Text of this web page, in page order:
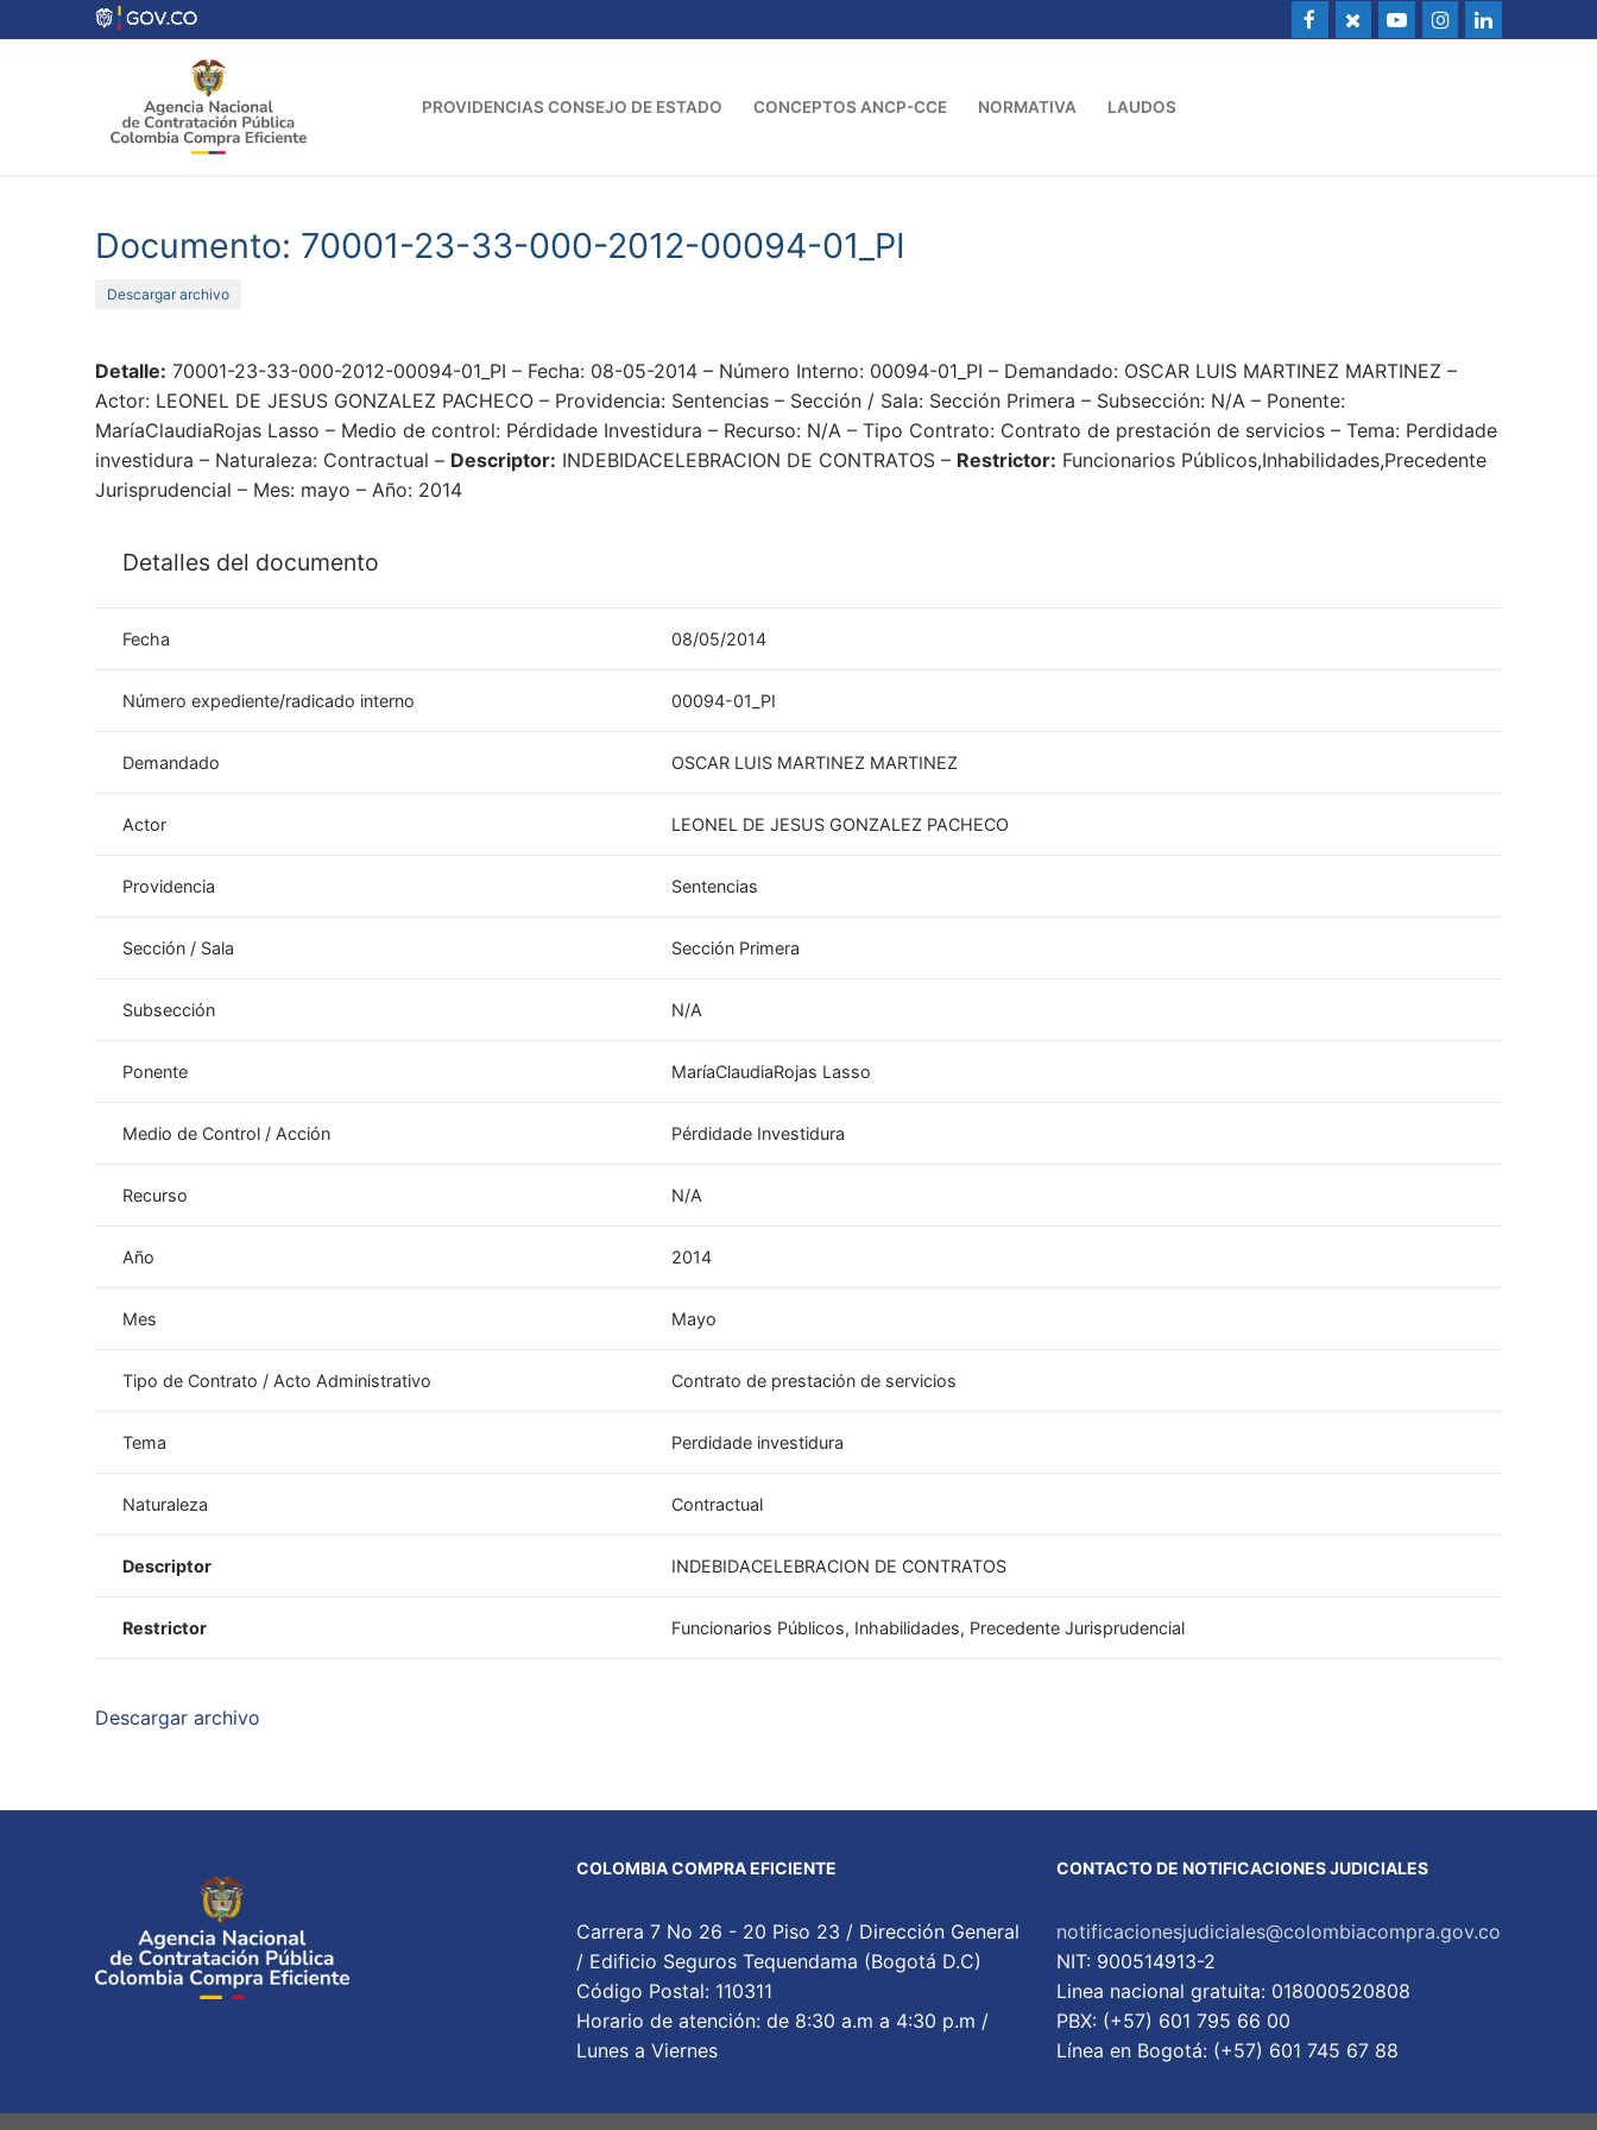
al
PROVIDENCIAS CONSEJO DE ESTADO CONCEPTOS ANCP-CCE NORMATIVA LAUDOS
Documento: 70001-23-33-000-2012-00094-01_PI
Descargar archivo
Detalle: 70001-23-33-000-2012-00094-01_PI – Fecha: 08-05-2014 – Número Interno: 00094-01_PI – Demandado: OSCAR LUIS MARTINEZ MARTINEZ –
Actor: LEONEL DE JESUS GONZALEZ PACHECO – Providencia: Sentencias – Sección / Sala: Sección Primera – Subsección: N/A – Ponente:
MaríaClaudiaRojas Lasso – Medio de control: Pérdidade Investidura – Recurso: N/A – Tipo Contrato: Contrato de prestación de servicios – Tema: Perdidade
investidura – Naturaleza: Contractual – Descriptor: INDEBIDACELEBRACION DE CONTRATOS – Restrictor: Funcionarios Públicos,Inhabilidades,Precedente
Jurisprudencial – Mes: mayo – Año: 2014
Detalles del documento
Fecha 08/05/2014
Número expediente/radicado interno 00094-01_PI
Demandado OSCAR LUIS MARTINEZ MARTINEZ
Actor LEONEL DE JESUS GONZALEZ PACHECO
Providencia Sentencias
Sección / Sala Sección Primera
Subsección N/A
Ponente MaríaClaudiaRojas Lasso
Medio de Control / Acción Pérdidade Investidura
Recurso N/A
Año 2014
Mes Mayo
Tipo de Contrato / Acto Administrativo Contrato de prestación de servicios
Tema Perdidade investidura
Naturaleza Contractual
Descriptor INDEBIDACELEBRACION DE CONTRATOS
Restrictor Funcionarios Públicos, Inhabilidades, Precedente Jurisprudencial
Descargar archivo
COLOMBIA COMPRA EFICIENTE
Carrera 7 No 26 - 20 Piso 23 / Dirección General
/ Edificio Seguros Tequendama (Bogotá D.C)
Código Postal: 110311
Horario de atención: de 8:30 a.m a 4:30 p.m /
Lunes a Viernes
CONTACTO DE NOTIFICACIONES JUDICIALES
notificacionesjudiciales@colombiacompra.gov.co
NIT: 900514913-2
Linea nacional gratuita: 018000520808
PBX: (+57) 601 795 66 00
Lí­nea en Bogotá: (+57) 601 745 67 88